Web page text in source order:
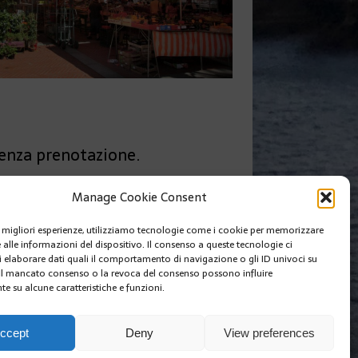
Manage Cookie Consent
migliori esperienze, utilizziamo tecnologie come i cookie per memorizzare
alle informazioni del dispositivo. Il consenso a queste tecnologie ci
elaborare dati quali il comportamento di navigazione o gli ID univoci su
mancato consenso o la revoca del consenso possono influire
su alcune caratteristiche e funzioni.
Deny View preferences
prenotazione.
DIRIGE AL PALAIS PRINCIER
SIAMO COOKIE POLICY (EU)